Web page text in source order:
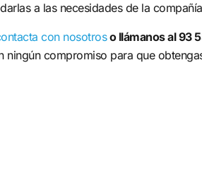
a las necesidades de la
con nosotroso llámanos al 93
compromiso para que